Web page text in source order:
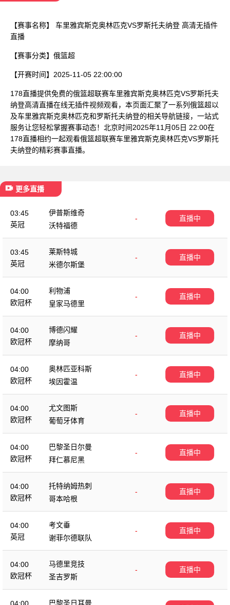
【赛事名称】
车里雅宾斯克奥林匹克VS罗斯托夫纳登 高清无插件
直播
【赛事分类】 俄篮超
【开赛时间】 2025-11-05 22:00:00
178直播提供免费的俄篮超联赛车里雅宾斯克奥林匹克VS罗斯托夫
纳登高清直播在线无插件视频观看，本页面汇聚了一系列俄篮超以
及车里雅宾斯克奥林匹克和罗斯托夫纳登的相关导航链接，一站式
服务让您轻松掌握赛事动态！北京时间2025年11月05日 22:00在
178直播相约一起观看俄篮超联赛车里雅宾斯克奥林匹克VS罗斯托
夫纳登的精彩赛事直播。
更多直播
03:45
英冠
伊普斯维奇
-
沃特福德
直播中
03:45
英冠
莱斯特城
-
米德尔斯堡
直播中
04:00
欧冠杯
利物浦
-
皇家马德里
直播中
04:00
欧冠杯
博德闪耀
-
摩纳哥
直播中
04:00
欧冠杯
奥林匹亚科斯
-
埃因霍温
直播中
04:00
欧冠杯
尤文图斯
-
葡萄牙体育
直播中
04:00
欧冠杯
巴黎圣日尔曼
-
拜仁慕尼黑
直播中
04:00
欧冠杯
托特纳姆热刺
-
哥本哈根
直播中
04:00
英冠
考文垂
-
谢菲尔德联队
直播中
04:00
欧冠杯
马德里竞技
-
圣吉罗斯
直播中
巴黎圣日耳曼